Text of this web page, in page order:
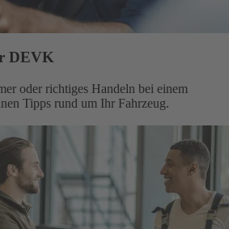
DEVK
oder richtiges Handeln bei einem
Tipps rund um Ihr Fahrzeug.